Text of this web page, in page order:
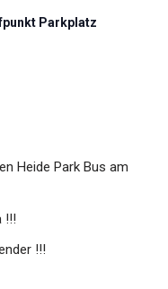
Parkplatz
Heide Park Bus am
!!!
!!!